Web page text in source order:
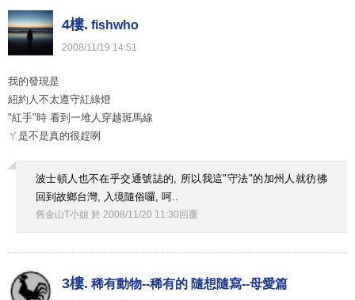
4樓. fishwho
2008/11/19 14:51
我的發現是
紐約人不太遵守紅綠燈
"紅手"時 看到一堆人穿越斑馬線
ㄚ是不是真的很趕咧
波士頓人也不在乎交通號誌的, 所以我這"守法"的加州人就彷彿
回到故鄉台灣, 入境隨俗囉, 呵..
舊金山T小姐 於 2008/11/20 11:30 回覆
3樓. 稀有動物--稀有的 隨想隨寫--母愛篇